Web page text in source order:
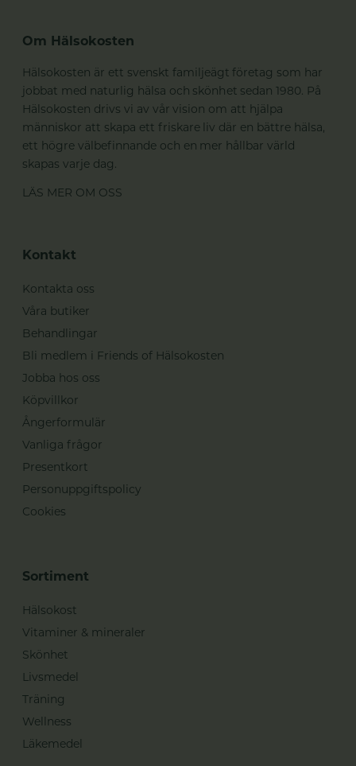
Om Hälsokosten
Hälsokosten är ett svenskt familjeägt företag som har
jobbat med naturlig hälsa och skönhet sedan 1980. På
Hälsokosten drivs vi av vår vision om att hjälpa
människor att skapa ett friskare liv där en bättre hälsa,
ett högre välbefinnande och en mer hållbar värld
skapas varje dag.
LÄS MER OM OSS
Kontakt
Kontakta oss
Våra butiker
Behandlingar
Bli medlem i Friends of Hälsokosten
Jobba hos oss
Köpvillkor
Ångerformulär
Vanliga frågor
Presentkort
Personuppgiftspolicy
Cookies
Sortiment
Hälsokost
Vitaminer & mineraler
Skönhet
Livsmedel
Träning
Wellness
Läkemedel